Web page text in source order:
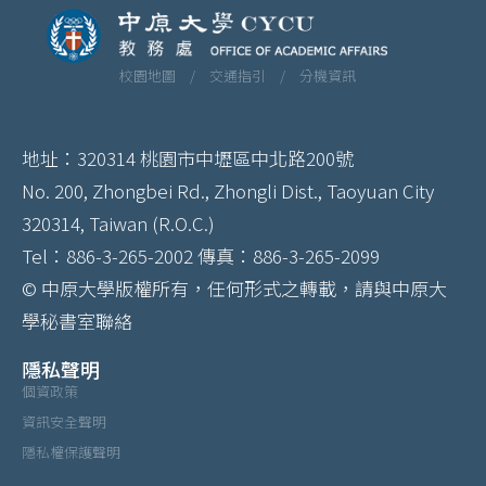
校園地圖 / 交通指引 / 分機資訊
地址：320314 桃園市中壢區中北路200號
No. 200, Zhongbei Rd., Zhongli Dist., Taoyuan City
320314, Taiwan (R.O.C.)
Tel：886-3-265-2002 傳真：886-3-265-2099
© 中原大學版權所有，任何形式之轉載，請與中原大
學秘書室聯絡
隱私聲明
個資政策
資訊安全聲明
隱私權保護聲明